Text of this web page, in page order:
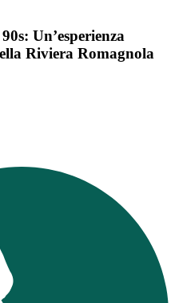
Un’esperienza
Riviera Romagnola